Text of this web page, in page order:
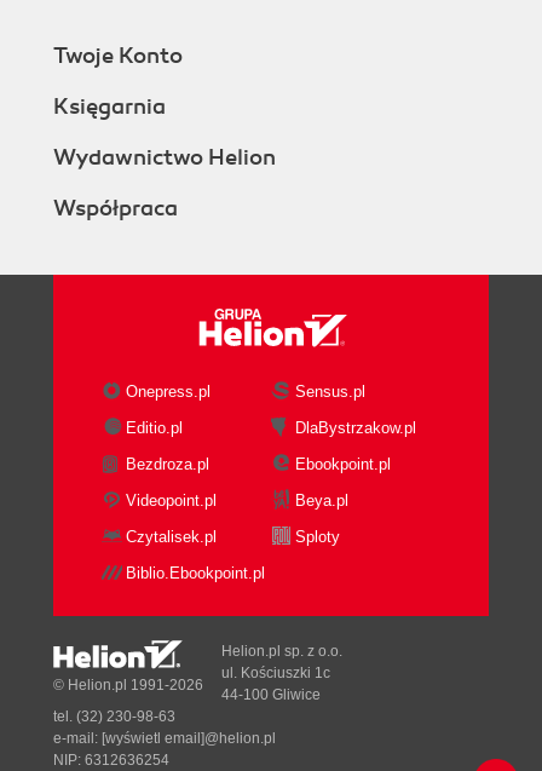
Twoje Konto
Księgarnia
Wydawnictwo Helion
Współpraca
Onepress.pl
Sensus.pl
Editio.pl
DlaBystrzakow.pl
Bezdroza.pl
Ebookpoint.pl
Videopoint.pl
Beya.pl
Czytalisek.pl
Sploty
Biblio.Ebookpoint.pl
© Helion.pl 1991-2026
Helion.pl sp. z o.o.
ul. Kościuszki 1c
44-100 Gliwice
tel. (32) 230-98-63
e-mail: [wyświetl email]@helion.pl
NIP: 6312636254